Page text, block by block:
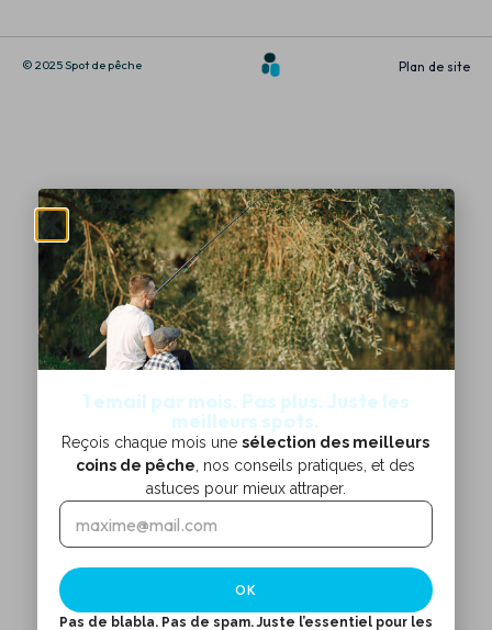
© 2025 Spot de pêche Plan de site
1 email par mois. Pas plus. Juste les
meilleurs spots.
Reçois chaque mois unesélection des meilleurs
coins de pêche , nos conseils pratiques, et des
astuces pour mieux attraper.
E
a
i
l
E
E
a
i
l
*
OK
Pas de blabla. Pas de spam. Juste l’essentiel pour les